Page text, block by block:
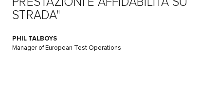
STRADA"
PHIL TALBOYS
Manager of European Test Operations